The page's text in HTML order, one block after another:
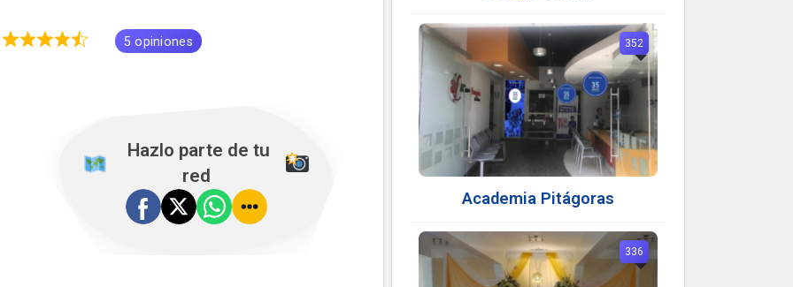
5 opiniones
️ Hazlo parte de tu
red
Academia Pitágoras
352
336